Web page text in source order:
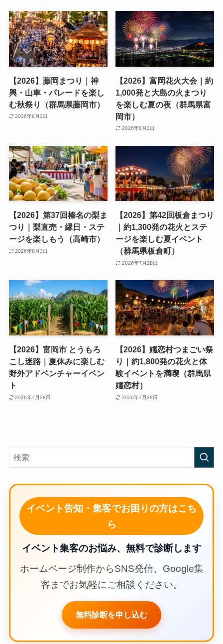
【2026】藤岡まつり｜神
輿・山車・パレードを楽し
む秋祭り（群馬県藤岡市）
2026年8月3日
【2026】富岡花火大会｜約
1,000発と大島の火まつり
を楽しむ夏の夜（群馬県富
岡市）
2026年8月3日
【2026】第37回榛名の梨ま
つり｜梨直売・縁日・ステ
ージを楽しもう（高崎市）
2026年8月3日
【2026】第42回板倉まつり
｜約1,300発の花火とステ
ージを楽しむ夏イベント
（群馬県板倉町）
2026年7月28日
【2026】富岡市 とうもろ
こし迷路｜夏休みに楽しむ
野外アドベンチャーイベン
ト
2026年7月28日
【2026】嬬恋村つまごい祭
り｜約1,800発の花火と体
験イベントを満喫（群馬県
嬬恋村）
2026年7月28日
イベント告知・集客でお困りの方はこち
ら
イベント集客のお悩み、無料で診断します
ホームページ制作からSNS発信、Google集
客までお気軽にご相談ください。
無料診断を申し込む